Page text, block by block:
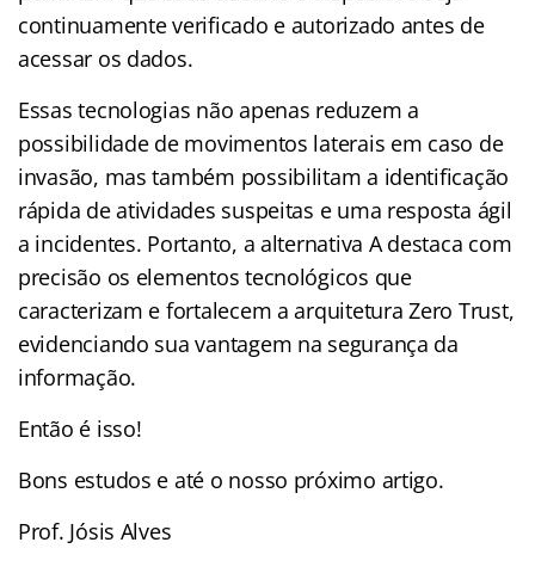
continuamente verificado e autorizado antes de
acessar os dados.
Essas tecnologias não apenas reduzem a
possibilidade de movimentos laterais em caso de
invasão, mas também possibilitam a identificação
rápida de atividades suspeitas e uma resposta ágil
a incidentes. Portanto, a alternativa A destaca com
precisão os elementos tecnológicos que
caracterizam e fortalecem a arquitetura Zero Trust,
evidenciando sua vantagem na segurança da
informação.
Então é isso!
Bons estudos e até o nosso próximo artigo.
Prof. Jósis Alves